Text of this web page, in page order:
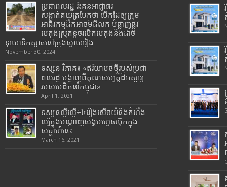
ប្រជាពលរដ្ឋ រិះគន់អាជ្ញាធរ
សង្កាត់គយត្របែកថា បើកដៃឲ្យក្រុម
អាជីវកម្មដឹកអាចម៍ដីលក់ បំផ្លាញផ្លូវ
បេតុងស្រុតខូចរបើកបេតុងនិងដាច់
ទុយោទឹកស្អាតនៅក្រុងស្វាយរៀង
November 30, 2024
ទស្សនៈវិភាគ៖ «ឥរិយាបថថ្មីរបស់ប្រជា
ពលរដ្ឋ បង្ហាញពីគុណសម្បត្តិដ៏អស្ចារ្យ
របស់មេដឹកនាំកម្ពុជា»
April 1, 2021
ទស្សនល្ងីល្ងើ÷៤រឿងសើចយំនិងកំហឹង
ល្បីក្នុងបណ្តាញសង្គមហ្វេសប៊ុកក្នុង
សប្តាហ៍នេះ
March 16, 2021